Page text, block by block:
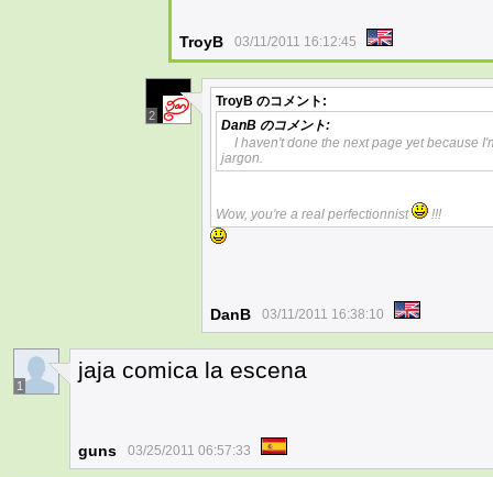
TroyB 03/11/2011 16:12:45
2
TroyB のコメント:
DanB のコメント:
I haven't done the next page yet because
jargon.
Wow, you're a real perfectionnist !!!
DanB 03/11/2011 16:38:10
1
jaja comica la escena
guns 03/25/2011 06:57:33